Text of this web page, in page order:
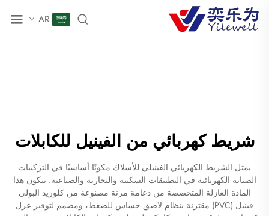
AR
شريط كهربائي من الفينيل للكابلات
يمثل الشريط الكهربائي الفينيلي للأسلاك مكونًا أساسيًا في التركيبات
الصيانة الكهربائية في التطبيقات السكنية والتجارية والصناعية. يتكون هذا
المادة العازلة المتخصصة من دعامة مرنة مصنوعة من كلوريد البولي
فينيل (PVC) مقترنة بنظام لاصق حساس للضغط، ومصمم لتوفير عزل